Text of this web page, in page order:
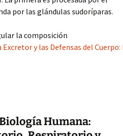
por las glándulas sudoríparas.
la composición
y las Defensas del Cuerpo:
Humana: